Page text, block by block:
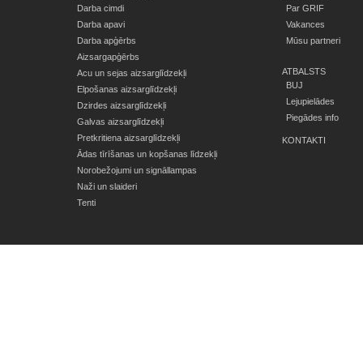
Darba cimdi
Darba apavi
Darba apģērbs
Aizsargapģērbs
Acu un sejas aizsarglīdzekļi
Elpošanas aizsarglīdzekļi
Dzirdes aizsarglīdzekļi
Galvas aizsarglīdzekļi
Pretkritiena aizsarglīdzekļi
Ādas tīrīšanas un kopšanas līdzekļi
Norobežojumi un signāllampas
Naži un slaideri
Tenti
Par GRIF
Vakances
Mūsu partneri
ATBALSTS
BUJ
Lejupielādes
Piegādes info
KONTAKTI